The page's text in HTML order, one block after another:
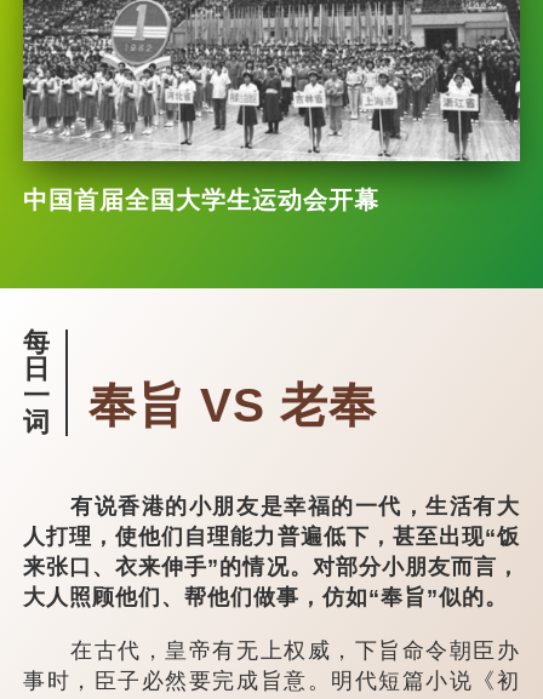
中国首届全国大学生运动会开幕
每
日
一
词
奉旨 VS 老奉
有说香港的小朋友是幸福的一代，生活有大
人打理，使他们自理能力普遍低下，甚至出现“饭
来张口、衣来伸手”的情况。对部分小朋友而言，
大人照顾他们、帮他们做事，仿如“奉旨”似的。
在古代，皇帝有无上权威，下旨命令朝臣办
事时，臣子必然要完成旨意。明代短篇小说《初